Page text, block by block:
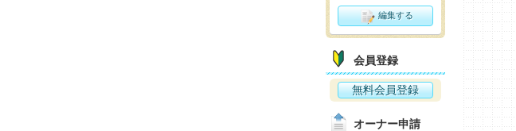
編集する
会員登録
無料会員登録
オーナー申請